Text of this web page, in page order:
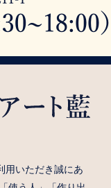
用いただき誠にあ